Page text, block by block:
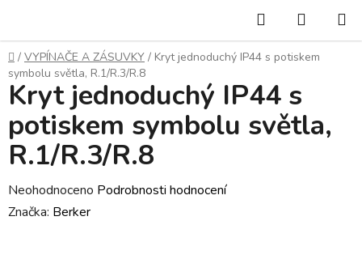
obsah
Hledat
KOŠÍK
Domů
/ VYPÍNAČE A ZÁSUVKY / Kryt jednoduchý IP44 s potiskem
symbolu světla, R.1/R.3/R.8
Kryt jednoduchý IP44 s
potiskem symbolu světla,
R.1/R.3/R.8
Průměrné
hodnocení
Neohodnoceno Podrobnosti hodnocení
Značka: Berker